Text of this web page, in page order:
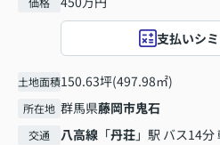
支払いシ
土地面積150.63坪(497.98㎡)
所在地 群馬県藤岡市鬼石
交通 八高線 「丹荘」駅 バス14